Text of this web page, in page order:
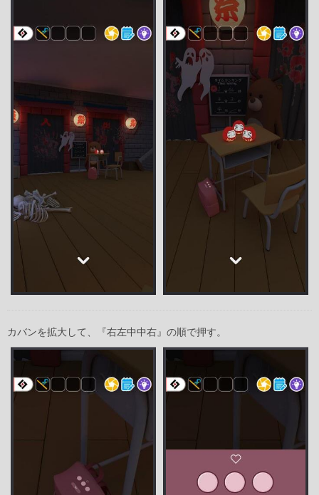
カバンを拡大して、『右左中中右』の順で押す。